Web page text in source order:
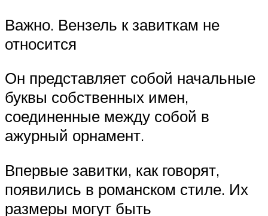
Важно. Вензель к завиткам не
относится
Он представляет собой начальные
буквы собственных имен,
соединенные между собой в
ажурный орнамент.
Впервые завитки, как говорят,
появились в романском стиле. Их
размеры могут быть